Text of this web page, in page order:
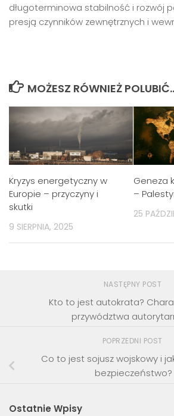
długoterminowa stabilność i rozwój
presją czynników zewnętrznych i
MOŻESZ RÓWNIEŻ
Kryzys energetyczny w
Europie – przyczyny i
skutki
9 SIERPNIA, 2025
Geneza
–
25
NASTĘPNY POST
Kto to jest autokrata?
przywództwa
POPRZEDNI POST
Co to jest sojusz wojskowy i
bezpieczeństwo?
Ostatnie Wpisy